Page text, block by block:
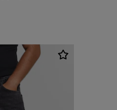
59,99 EUR